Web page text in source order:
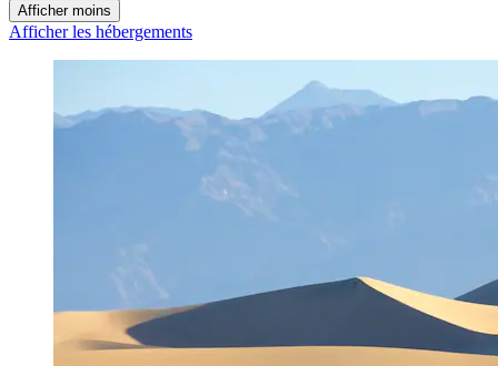
Afficher moins
Afficher les hébergements